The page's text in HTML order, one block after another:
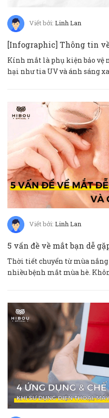
Viết bởi: Linh Lan
[Infographic] Thông tin
Kính mắt là phụ kiện bảo vệ
hại như tia UV và ánh sáng
Viết bởi: Linh Lan
5 vấn đề về mắt bạn dễ
Thời tiết chuyển từ mùa
nhiều bệnh mắt mùa hè.